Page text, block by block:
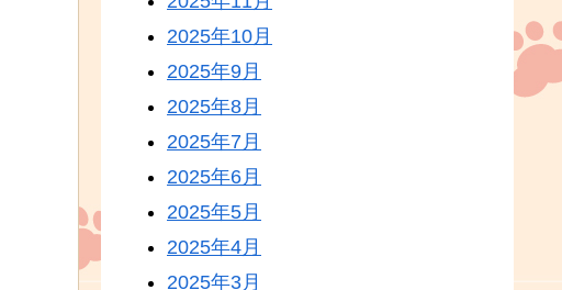
2025年10月
2025年9月
2025年8月
2025年7月
2025年6月
2025年5月
2025年4月
2025年3月